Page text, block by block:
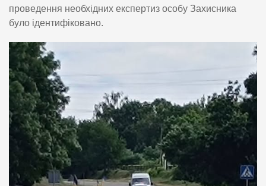
проведення необхідних експертиз особу Захисника
було ідентифіковано.